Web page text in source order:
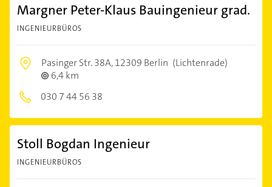
Margner Peter-Klaus Bauingenieur grad.
INGENIEURBÜROS
Pasinger Str. 38A,12309 Berlin (Lichtenrade)
6,4 km
030 7 44 56 38
Stoll Bogdan Ingenieur
INGENIEURBÜROS